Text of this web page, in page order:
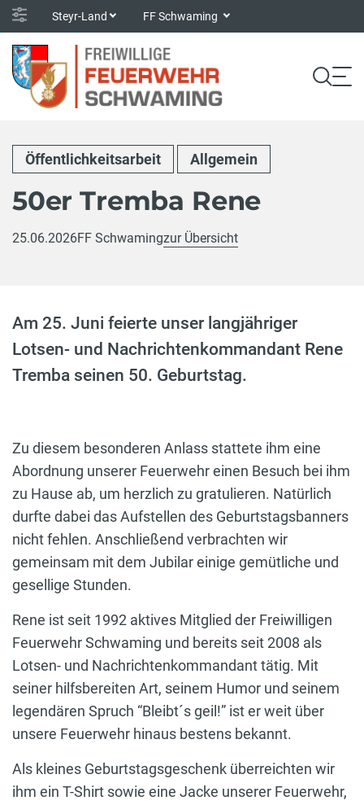
Steyr-Land FF Schwaming
Öffentlichkeitsarbeit Allgemein
50er Tremba Rene
25.06.2026FF Schwamingzur Übersicht
Am 25. Juni feierte unser langjähriger
Lotsen- und Nachrichtenkommandant Rene
Tremba seinen 50. Geburtstag.
Zu diesem besonderen Anlass stattete ihm eine
Abordnung unserer Feuerwehr einen Besuch bei ihm
zu Hause ab, um herzlich zu gratulieren. Natürlich
durfte dabei das Aufstellen des Geburtstagsbanners
nicht fehlen. Anschließend verbrachten wir
gemeinsam mit dem Jubilar einige gemütliche und
gesellige Stunden.
Rene ist seit 1992 aktives Mitglied der Freiwilligen
Feuerwehr Schwaming und bereits seit 2008 als
Lotsen- und Nachrichtenkommandant tätig. Mit
seiner hilfsbereiten Art, seinem Humor und seinem
legendären Spruch “Bleibt´s geil!” ist er weit über
unsere Feuerwehr hinaus bestens bekannt.
Als kleines Geburtstagsgeschenk überreichten wir
ihm ein T-Shirt sowie eine Jacke unserer Feuerwehr,